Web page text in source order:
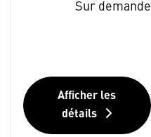
Sur demande
Afficher les
détails